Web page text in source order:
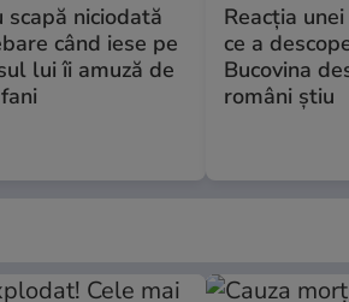
scapă niciodată
când iese pe
lui îi amuză de
Reacția
ce a
Bucovina
români știu